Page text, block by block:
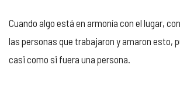
Cuando algo está en armonía con el lugar,
las personas que trabajaron y amaron esto,
casi como si fuera una persona.